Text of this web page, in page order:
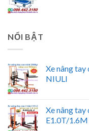
NỔI BẬT
Xe nâng
NIULI
Xe nâng
E1.0T/